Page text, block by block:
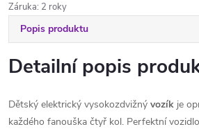
Záruka: 2 roky
Popis produktu
Detailní popis
Dětský elektrický vysokozdvižný vozík je
každého fanouška čtyř kol. Perfektní